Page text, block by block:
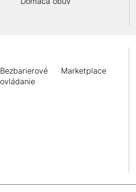
Bezbarierové
ovládanie
Marketplace